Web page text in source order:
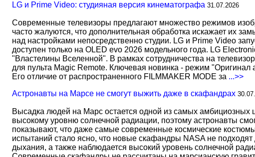
LG и Prime Video: студияная версия кинематографа 31.07.2026
Современные телевизоры предлагают множество режимов
часто жалуются, что дополнительная обработка искажает их
над настройками непосредственно студии. LG и Prime Video
доступен только на OLED evo 2026 модельного года. LG
"Властелины Вселенной". В рамках сотрудничества на
для пульта Magic Remote. Ключевая новинка - режим "Оригинал
Его отличие от распространенного FILMMAKER MODE за ...>>
Астронавты на Марсе не смогут выжить даже в скафандрах
Высадка людей на Марс остается одной из самых амбициозных
высокому уровню солнечной радиации, поэтому астронавты
показывают, что даже самые современные космические
испытаний стало ясно, что новые скафандры NASA не
дыхания, а также наблюдается высокий уровень солнечной